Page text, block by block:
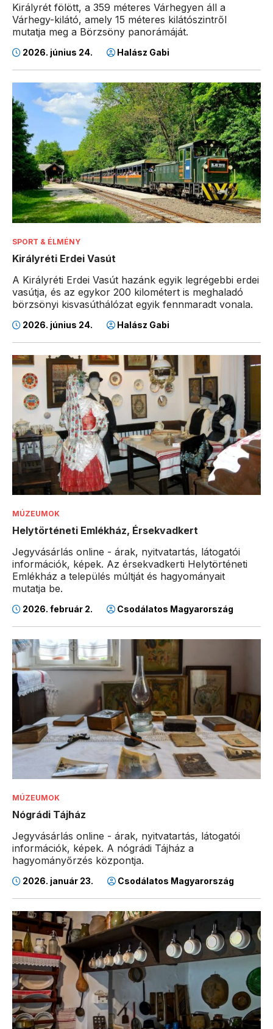
Királyrét fölött, a 359 méteres Várhegyen áll a
Várhegy-kilátó, amely 15 méteres kilátószintről
mutatja meg a Börzsöny panorámáját.
2026. június 24. Halász Gabi
SPORT & ÉLMÉNY
Királyréti Erdei Vasút
A Királyréti Erdei Vasút hazánk egyik legrégebbi erdei
vasútja, és az egykor 200 kilométert is meghaladó
börzsönyi kisvasúthálózat egyik fennmaradt vonala.
2026. június 24. Halász Gabi
MÚZEUMOK
Helytörténeti Emlékház, Érsekvadkert
Jegyvásárlás online - árak, nyitvatartás, látogatói
információk, képek. Az érsekvadkerti Helytörténeti
Emlékház a település múltját és hagyományait
mutatja be.
2026. február 2. Csodálatos Magyarország
MÚZEUMOK
Nógrádi Tájház
Jegyvásárlás online - árak, nyitvatartás, látogatói
információk, képek. A nógrádi Tájház a
hagyományőrzés központja.
2026. január 23. Csodálatos Magyarország